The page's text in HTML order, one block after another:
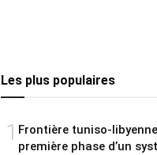
Les plus populaires
1 Frontière tuniso-
première phase d’un